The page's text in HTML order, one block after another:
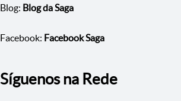
Blog: Blog da Saga
Facebook: Facebook Saga
Síguenos na Rede